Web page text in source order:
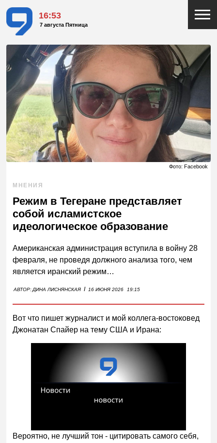
16:53
7 августа Пятница
Фото: Facebook
МНЕНИЯ
Режим в Тегеране представляет
собой исламистское
идеологическое образование
Американская администрация вступила в войну 28
февраля, не проведя должного анализа того, чем
является иранский режим…
АВТОР:ДИНА ЛИСНЯНСКАЯ I 16 ИЮНЯ 2026 19:15
Вот что пишет журналист и мой коллега-востоковед
Джонатан Спайер на тему США и Ирана:
Вероятно, не лучший тон - цитировать самого себя,